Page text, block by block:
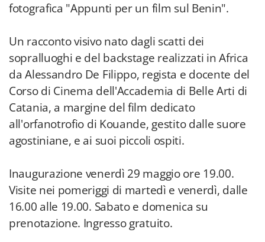
fotografica "Appunti per un film sul Benin".
Un racconto visivo nato dagli scatti dei
sopralluoghi e del backstage realizzati in Africa
da Alessandro De Filippo, regista e docente del
Corso di Cinema dell'Accademia di Belle Arti di
Catania, a margine del film dedicato
all'orfanotrofio di Kouande, gestito dalle suore
agostiniane, e ai suoi piccoli ospiti.
Inaugurazione venerdì 29 maggio ore 19.00.
Visite nei pomeriggi di martedì e venerdì, dalle
16.00 alle 19.00. Sabato e domenica su
prenotazione. Ingresso gratuito.